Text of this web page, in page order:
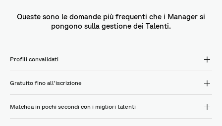
Queste sono le domande più frequenti che i Manager si
pongono sulla gestione dei Talenti.
Profili convalidati
Gratuito fino all'iscrizione
Matchea in pochi secondi con i migliori talenti